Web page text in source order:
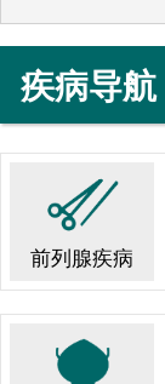
疾病导航
前列腺疾病